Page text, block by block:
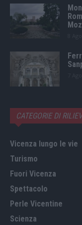
CATEGORIE DI
Vicenza lungo le vie
Turismo
Fuori Vicenza
Spettacolo
Perle Vicentine
Scienza